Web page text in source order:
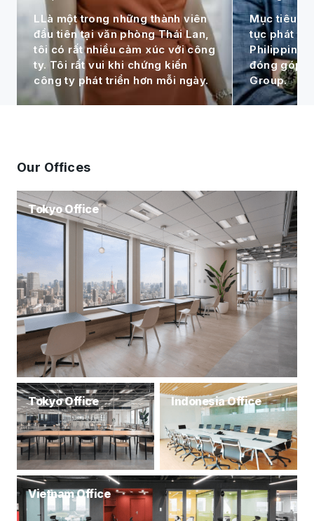
LLà một trong những thành viên
đầu tiên tại văn phòng Thái Lan,
tôi có rất nhiều cảm xúc với công
ty. Tôi rất vui khi chứng kiến
công ty phát triển hơn mỗi ngày.
Mục tiêu
tục phát
Philippines
đóng góp
Group.
Our Offices
Tokyo Office
Tokyo Office Indonesia Office
Vietnam Office